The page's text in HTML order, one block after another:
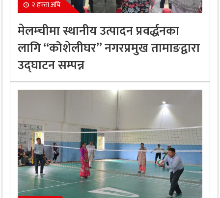
२ हफ्ता अघि
मेलम्चीमा स्थानीय उत्पादन प्रवर्द्धनका
लागि “कोशेलीघर” नगरप्रमुख तामाङद्वारा
उद्घाटन सम्पन्न